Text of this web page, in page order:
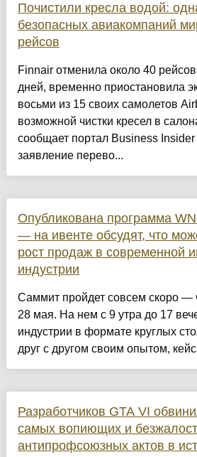
Почистили кресла водой:
безопасных авиакомпаний
рейсов
Finnair отменила около 40
дней, временно приостановила
восьми из 15 своих самолетов
возможной чистки кресел в
сообщает портал Business
заявление перево...
Опубликована программа
— на ивенте обсудят, что
рост продаж в современной
индустрии
Саммит пройдет совсем скоро —
28 мая. На нем с 9 утра до 17
индустрии в формате круглых
друг с другом своим опытом,
Разработчиков GTA VI
самых вопиющих и
антипрофсоюзных актов в